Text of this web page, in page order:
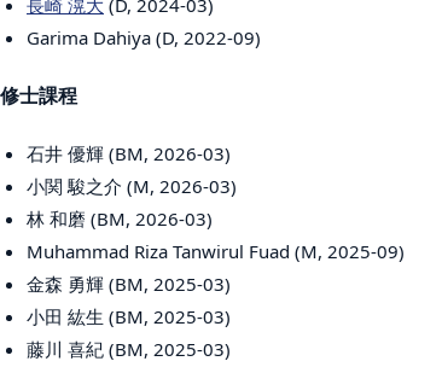
長崎 滉大 (D, 2024-03)
Garima Dahiya (D, 2022-09)
修士課程
石井 優輝 (BM, 2026-03)
小関 駿之介 (M, 2026-03)
林 和磨 (BM, 2026-03)
Muhammad Riza Tanwirul Fuad (M, 2025-09)
金森 勇輝 (BM, 2025-03)
小田 紘生 (BM, 2025-03)
藤川 喜紀 (BM, 2025-03)